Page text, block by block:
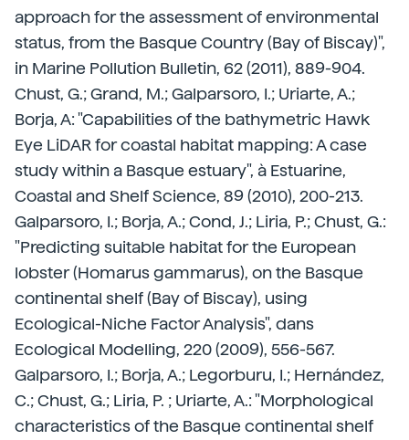
approach for the assessment of environmental
status, from the Basque Country (Bay of Biscay)",
in Marine Pollution Bulletin, 62 (2011), 889-904.
Chust, G.; Grand, M.; Galparsoro, I.; Uriarte, A.;
Borja, A: "Capabilities of the bathymetric Hawk
Eye LiDAR for coastal habitat mapping: A case
study within a Basque estuary", à Estuarine,
Coastal and Shelf Science, 89 (2010), 200-213.
Galparsoro, I.; Borja, A.; Cond, J.; Liria, P.; Chust, G.:
"Predicting suitable habitat for the European
lobster (Homarus gammarus), on the Basque
continental shelf (Bay of Biscay), using
Ecological-Niche Factor Analysis", dans
Ecological Modelling, 220 (2009), 556-567.
Galparsoro, I.; Borja, A.; Legorburu, I.; Hernández,
C.; Chust, G.; Liria, P. ; Uriarte, A.: "Morphological
characteristics of the Basque continental shelf